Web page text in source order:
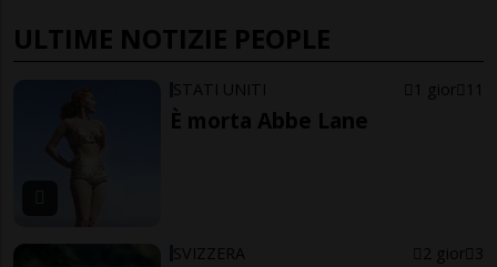
ULTIME NOTIZIE PEOPLE
STATI UNITI 1 gior 11
È morta Abbe Lane
SVIZZERA 2 gior 3